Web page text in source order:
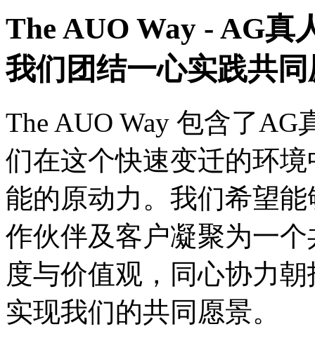
The AUO Way - AG真
我们团结一心实践共
The AUO Way 包含了
们在这个快速变迁的环
能的原动力。我们希望
作伙伴及客户凝聚为一
度与价值观，同心协力
实现我们的共同愿景。